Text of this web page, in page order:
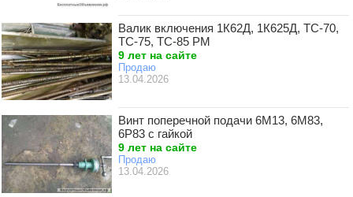
Валик включения 1К62Д, 1К625Д, ТС-70,
ТС-75, ТС-85 РМ
9 лет на сайте
Продаю
13.04.2026
Винт поперечной подачи 6М13, 6М83,
6Р83 с гайкой
9 лет на сайте
Продаю
13.04.2026